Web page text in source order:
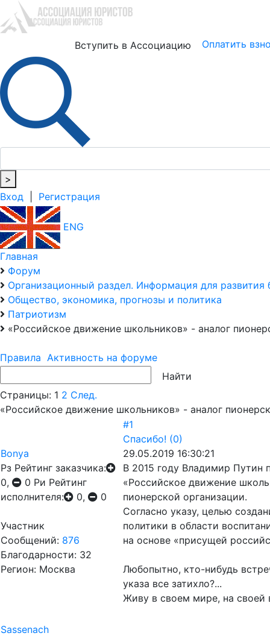
Вступить в Ассоциацию Оплатить
>
Вход
Регистрация
ENG
Главная
Форум
Организационный раздел. Информация для развития
Общество, экономика, прогнозы и политика
Патриотизм
«Российское движение школьников» - аналог
Правила Активность на форуме
Страницы: 1 2 След.
«Российское движение школьников» - аналог
Bonya
Рз Рейтинг заказчика:
0,
0 Ри Рейтинг
исполнителя:
0, 0
Участник
Сообщений: 876
Благодарности: 32
Регион: Москва
#1
Спасибо! (0)
29.05.2019 16:30:21
В 2015 году Владимир Путин
«Российское движение
пионерской организации.
Согласно указу, целью
политики в области
на основе «присущей
Любопытно, кто-нибудь
указа все затихло?...
Живу в своем мире, на своей
Sassenach